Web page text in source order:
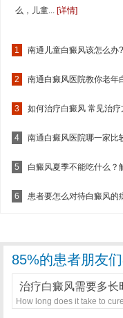
么，儿童... [详情]
1 南通儿童白癜风该怎么办?
2 南通白癜风医院教你老年
3 如何治疗白癜风 常见治
4 南通白癜风医院哪一家比
5 白癜风夏季不能吃什么？
6 患者要怎么对待白癜风的
85%的患者朋友
治疗白癜风需要多长
How long does it take to